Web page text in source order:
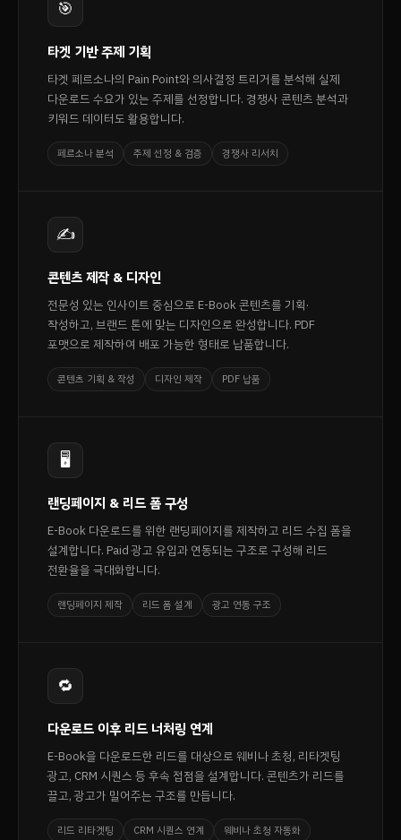
🎯
타겟 기반 주제 기획
타겟 페르소나의 Pain Point와 의사결정 트리거를 분석해 실제
다운로드 수요가 있는 주제를 선정합니다. 경쟁사 콘텐츠 분석과
키워드 데이터도 활용합니다.
페르소나 분석 주제 선정 & 검증 경쟁사 리서치
✍️
콘텐츠 제작 & 디자인
전문성 있는 인사이트 중심으로 E-Book 콘텐츠를 기획·
작성하고, 브랜드 톤에 맞는 디자인으로 완성합니다. PDF
포맷으로 제작하여 배포 가능한 형태로 납품합니다.
콘텐츠 기획 & 작성 디자인 제작 PDF 납품
🖥️
랜딩페이지 & 리드 폼 구성
E-Book 다운로드를 위한 랜딩페이지를 제작하고 리드 수집 폼을
설계합니다. Paid 광고 유입과 연동되는 구조로 구성해 리드
전환율을 극대화합니다.
랜딩페이지 제작 리드 폼 설계 광고 연동 구조
🔁
다운로드 이후 리드 너처링 연계
E-Book을 다운로드한 리드를 대상으로 웨비나 초청, 리타겟팅
광고, CRM 시퀀스 등 후속 접점을 설계합니다. 콘텐츠가 리드를
끌고, 광고가 밀어주는 구조를 만듭니다.
리드 리타겟팅 CRM 시퀀스 연계 웨비나 초청 자동화